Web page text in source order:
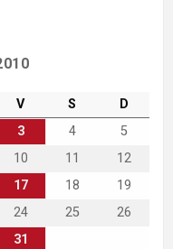
V S
D
3 4
5
10 11
12
17 18
19
24 25
26
31